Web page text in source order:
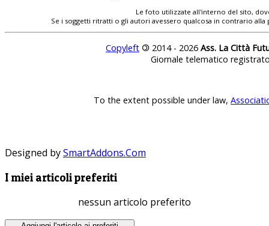
Le foto utilizzate all'interno del sito,
Se i soggetti ritratti o gli autori avessero qualcosa in contrario
Copyleft © 2014 - 2026 Ass. La Città
Giornale telematico
To the extent possible under law,
Designed bySmartAddons.Com
I miei articoli preferiti
nessun articolo preferito